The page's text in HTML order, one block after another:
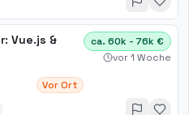
Vue.js &
Vor Ort
ca. 60k - 76k €
vor 1 Woche